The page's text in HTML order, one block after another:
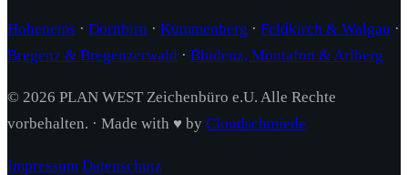
Hohenems · Dornbirn · Kummenberg · Feldkirch & Walgau ·
Bregenz & Bregenzerwald · Bludenz, Montafon & Arlberg
© 2026 PLAN WEST Zeichenbüro e.U. Alle Rechte
vorbehalten. · Made with ♥ by Cloudschmiede
Impressum Datenschutz